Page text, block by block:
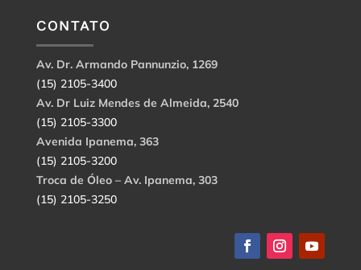
CONTATO
Av. Dr. Armando Pannunzio, 1269
(15) 2105-3400
Av. Dr Luiz Mendes de Almeida, 2540
(15) 2105-3300
Avenida Ipanema, 363
(15) 2105-3200
Troca de Óleo – Av. Ipanema, 303
(15) 2105-3250